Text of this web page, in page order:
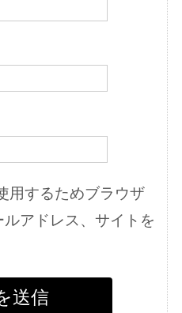
用するためブラウザ
アドレス、サイトを